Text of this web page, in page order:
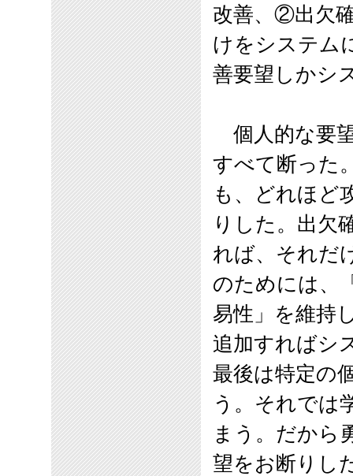
改善、②出欠
けをシステム
善要望しかシ
個人的な要
すべて断った
も、どれほど
りした。出欠
れば、それだ
のためには、
易性」を維持
追加すればシ
最後は特定の
う。それでは
まう。だから
望をお断りし